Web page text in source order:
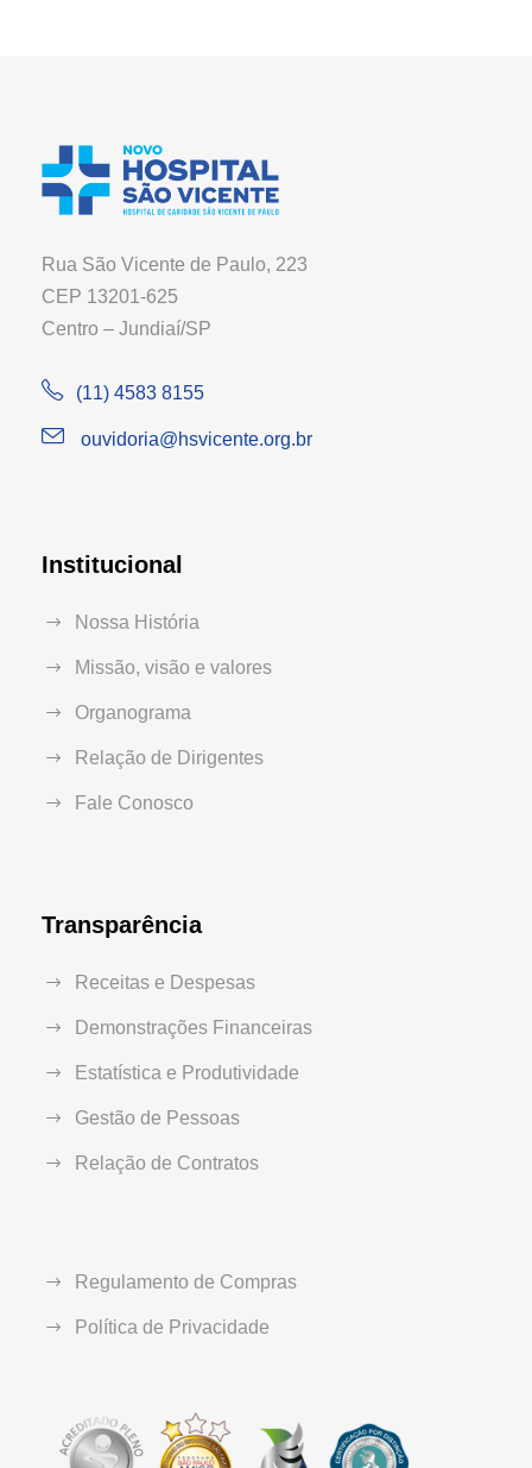
Rua São Vicente de Paulo, 223
CEP 13201-625
Centro – Jundiaí/SP
(11) 4583 8155
ouvidoria@hsvicente.org.br
Institucional
Nossa História
Missão, visão e valores
Organograma
Relação de Dirigentes
Fale Conosco
Transparência
Receitas e Despesas
Demonstrações Financeiras
Estatística e Produtividade
Gestão de Pessoas
Relação de Contratos
Regulamento de Compras
Política de Privacidade